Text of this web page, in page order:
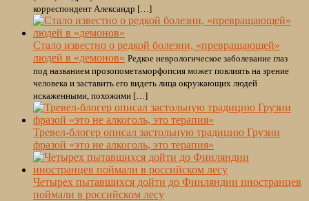
корреспондент Александр […]
Стало известно о редкой болезни, «превращающей»
людей в «демонов» Редкое неврологическое заболевание глаз
под названием прозопометаморфопсия может повлиять на зрение
человека и заставить его видеть лица окружающих людей
искаженными, похожими […]
Тревел-блогер описал застольную традицию Грузии
фразой «это не алкоголь, это терапия»
Четырех пытавшихся дойти до Финляндии иностранцев
поймали в российском лесу